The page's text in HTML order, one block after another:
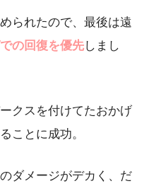
られたので、最後は遠
の回復を優先しまし
クスを付けてたおかげ
ことに成功。
ダメージがデカく、だ